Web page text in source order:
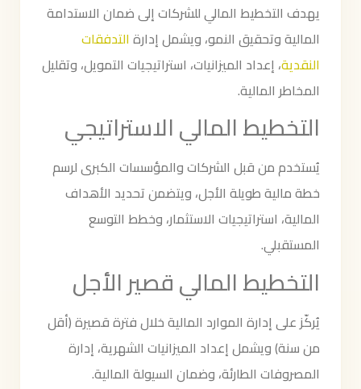
يهدف التخطيط المالي للشركات إلى ضمان الاستدامة
المالية وتحقيق النمو، ويشمل إدارةالتدفقات
النقدية، إعداد الميزانيات، استراتيجيات التمويل، وتقليل
المخاطر المالية.
التخطيط المالي الاستراتيجي
يُستخدم من قبل الشركات والمؤسسات الكبرى لرسم
خطة مالية طويلة الأجل، ويتضمن تحديد الأهداف
المالية، استراتيجيات الاستثمار، وخطط التوسع
المستقبلي.
التخطيط المالي قصير الأجل
يُركّز على إدارة الموارد المالية خلال فترة قصيرة (أقل
من سنة) ويشمل إعداد الميزانيات الشهرية، إدارة
المصروفات الطارئة، وضمان السيولة المالية.